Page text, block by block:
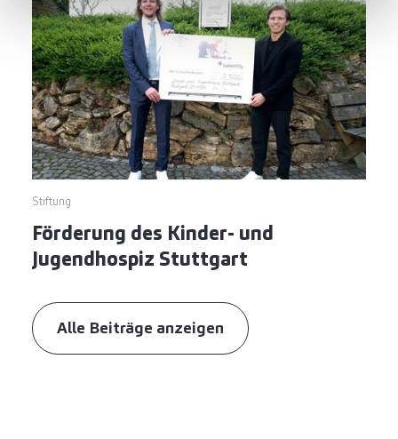
Stiftung
Förderung des Kinder- und
Jugendhospiz Stuttgart
Alle Beiträge anzeigen